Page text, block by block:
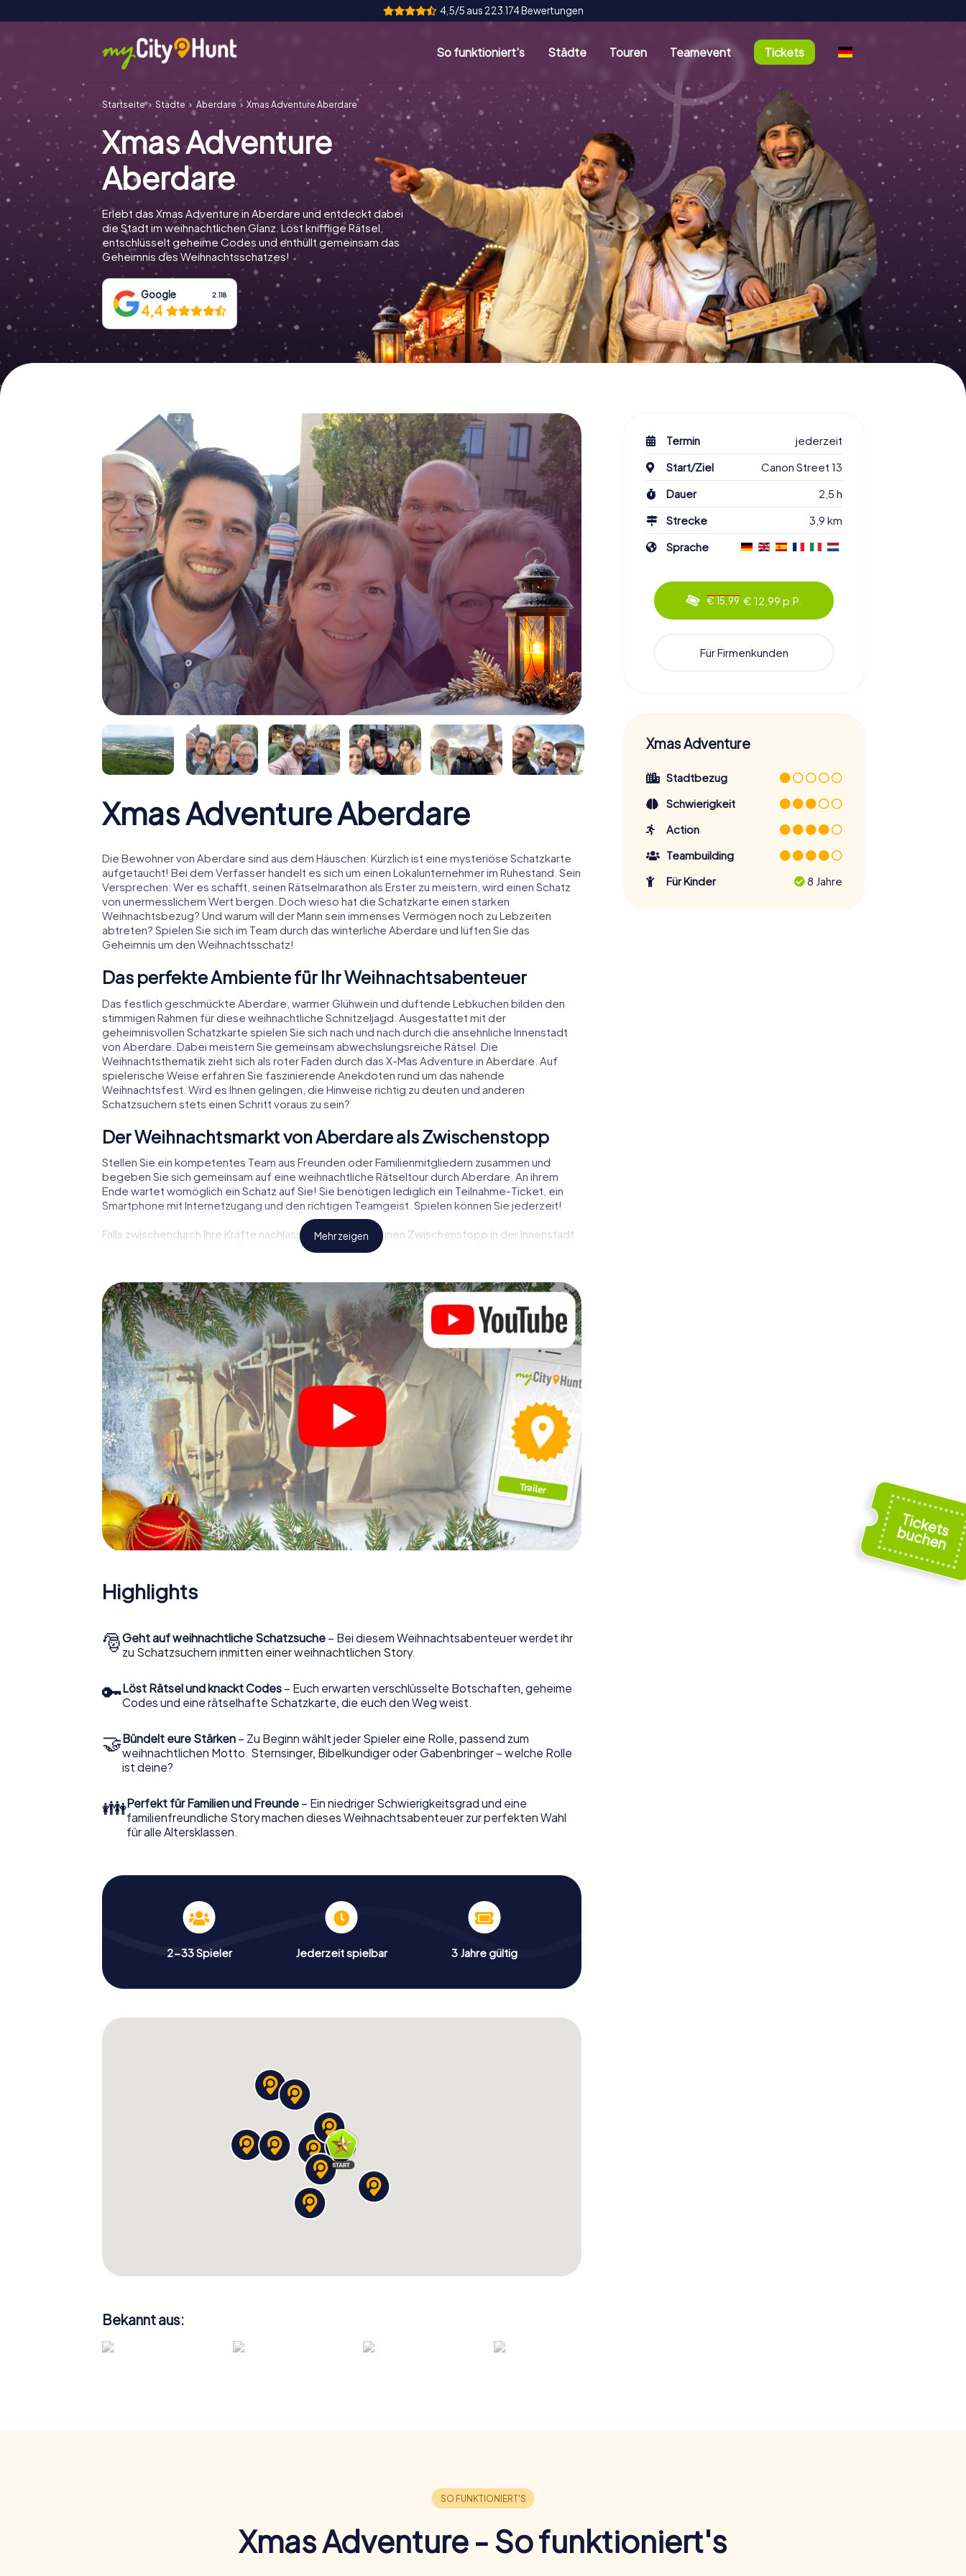
4,5/5 aus 223.174 Bewertungen
So funktioniert's Städte Touren Teamevent Tickets
Startseite Städte Aberdare Xmas Adventure Aberdare
Xmas Adventure
Aberdare
Erlebt das Xmas Adventure in Aberdare und entdeckt dabei
die Stadt im weihnachtlichen Glanz. Löst knifflige Rätsel,
entschlüsselt geheime Codes und enthüllt gemeinsam das
Geheimnis des Weihnachtsschatzes!
Google 2.118
4,4
Xmas Adventure Aberdare
Die Bewohner von Aberdare sind aus dem Häuschen: Kürzlich ist eine mysteriöse Schatzkarte
aufgetaucht! Bei dem Verfasser handelt es sich um einen Lokalunternehmer im Ruhestand. Sein
Versprechen: Wer es schafft, seinen Rätselmarathon als Erster zu meistern, wird einen Schatz
von unermesslichem Wert bergen. Doch wieso hat die Schatzkarte einen starken
Weihnachtsbezug? Und warum will der Mann sein immenses Vermögen noch zu Lebzeiten
abtreten? Spielen Sie sich im Team durch das winterliche Aberdare und lüften Sie das
Geheimnis um den Weihnachtsschatz!
Das perfekte Ambiente für Ihr Weihnachtsabenteuer
Das festlich geschmückte Aberdare, warmer Glühwein und duftende Lebkuchen bilden den
stimmigen Rahmen für diese weihnachtliche Schnitzeljagd. Ausgestattet mit der
geheimnisvollen Schatzkarte spielen Sie sich nach und nach durch die ansehnliche Innenstadt
von Aberdare. Dabei meistern Sie gemeinsam abwechslungsreiche Rätsel. Die
Weihnachtsthematik zieht sich als roter Faden durch das X-Mas Adventure in Aberdare. Auf
spielerische Weise erfahren Sie faszinierende Anekdoten rund um das nahende
Weihnachtsfest. Wird es Ihnen gelingen, die Hinweise richtig zu deuten und anderen
Schatzsuchern stets einen Schritt voraus zu sein?
Der Weihnachtsmarkt von Aberdare als Zwischenstopp
Stellen Sie ein kompetentes Team aus Freunden oder Familienmitgliedern zusammen und
begeben Sie sich gemeinsam auf eine weihnachtliche Rätseltour durch Aberdare. An ihrem
Ende wartet womöglich ein Schatz auf Sie! Sie benötigen lediglich ein Teilnahme-Ticket, ein
Smartphone mit Internetzugang und den richtigen Teamgeist. Spielen können Sie jederzeit!
Falls zwischendurch Ihre Kräfte nachlassen, können Sie einen Zwischenstopp in der Innenstadt
von Aberdare einlegen – z.B. auf einem Weihnachtsmarkt! Gönnen Sie sich hier ruhig einen
Eine spannende Option für Ihre Weihnachtsfeier in
Aberdare
Das myCityHunt X-Mas Adventure eignet sich auch hervorragend als Programmpunkt Ihrer
Weihnachtsfeier in Aberdare: So kann eine interaktive Schnitzeljagd das gastronomische
Programm Ihrer Weihnachtsfeier in Aberdare ergänzen. Und auch ein Ausflug zum
Weihnachtsmarkt von Aberdare wird mit dem X-Mas Adventure zu einem Highlight. Schließlich
bietet die Smartphone Schnitzeljagd alles was man von einer perfekten Weihnachtsfeier in
Aberdare erwartet: Spaß, Teambuilding und eine stimmungsvolle Weihnachtsthematik. Gönnen
Sie Ihren Kollegen also einen unvergesslichen Ausklang des Jahres und planen Sie unser X-Mas
Adventure als Programmpunkt Ihrer Weihnachtsfeier in Aberdare ein!
Mehr zeigen
Highlights
🎅Geht auf weihnachtliche Schatzsuche – Bei diesem Weihnachtsabenteuer werdet ihr
zu Schatzsuchern inmitten einer weihnachtlichen Story.
🔑Löst Rätsel und knackt Codes – Euch erwarten verschlüsselte Botschaften, geheime
Codes und eine rätselhafte Schatzkarte, die euch den Weg weist.
🤝Bündelt eure Stärken – Zu Beginn wählt jeder Spieler eine Rolle, passend zum
weihnachtlichen Motto. Sternsinger, Bibelkundiger oder Gabenbringer – welche Rolle
ist deine?
👪Perfekt für Familien und Freunde – Ein niedriger Schwierigkeitsgrad und eine
familienfreundliche Story machen dieses Weihnachtsabenteuer zur perfekten Wahl
für alle Altersklassen.
2-33 Spieler Jederzeit spielbar 3 Jahre gültig
Termin
jederzeit
Start/Ziel
Canon Street 13
Dauer
2,5 h
Strecke
3,9 km
Sprache
€ 15,99 € 12,99 p.P.
Für Firmenkunden
Xmas Adventure
Stadtbezug
Schwierigkeit
Action
Teambuilding
Für Kinder
8 Jahre
Bekannt aus:
Xmas Adventure - So funktioniert's